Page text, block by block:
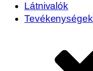
Látnivalók
Tevékenységek